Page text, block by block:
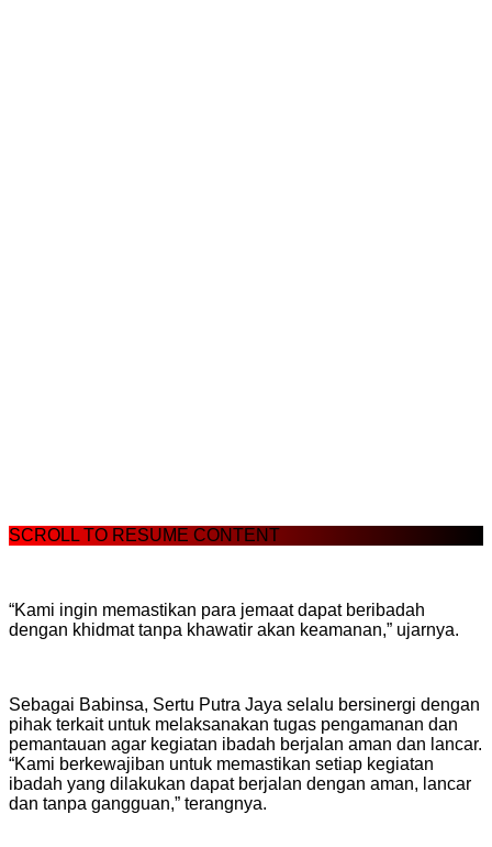
SCROLL TO RESUME CONTENT
“Kami ingin memastikan para jemaat dapat beribadah
dengan khidmat tanpa khawatir akan keamanan,” ujarnya.
Sebagai Babinsa, Sertu Putra Jaya selalu bersinergi dengan
pihak terkait untuk melaksanakan tugas pengamanan dan
pemantauan agar kegiatan ibadah berjalan aman dan lancar.
“Kami berkewajiban untuk memastikan setiap kegiatan
ibadah yang dilakukan dapat berjalan dengan aman, lancar
dan tanpa gangguan,” terangnya.